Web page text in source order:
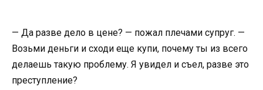
— Да разве дело в цене? — пожал плечами супруг. —
Возьми деньги и сходи еще купи, почему ты из всего
делаешь такую проблему. Я увидел и съел, разве это
преступление?